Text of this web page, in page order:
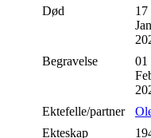
Død
17
Jan
Begravelse
01
Ektefelle/partner
Ekteskap